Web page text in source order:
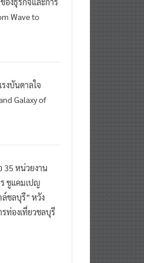
Wave to
งบันดาลใจ
Galaxy of
35 หน่วยงาน
ชูแคมเปญ
ล์ชลบุรี” หวัง
ท่องเที่ยวชลบุรี